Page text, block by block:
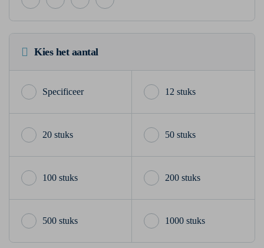
Kies het aantal
12 stuks
20 stuks 50 stuks
100 stuks 200 stuks
500 stuks 1000 stuks